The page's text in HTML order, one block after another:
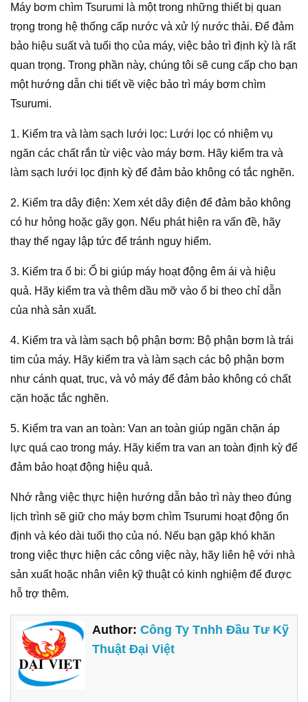
Máy bơm chìm Tsurumi là một trong những thiết bị quan
trọng trong hệ thống cấp nước và xử lý nước thải. Để đảm
bảo hiệu suất và tuổi thọ của máy, việc bảo trì định kỳ là rất
quan trọng. Trong phần này, chúng tôi sẽ cung cấp cho bạn
một hướng dẫn chi tiết về việc bảo trì máy bơm chìm
Tsurumi.
1. Kiểm tra và làm sạch lưới lọc: Lưới lọc có nhiệm vụ
ngăn các chất rắn từ việc vào máy bơm. Hãy kiểm tra và
làm sạch lưới lọc định kỳ để đảm bảo không có tắc nghẽn.
2. Kiểm tra dây điện: Xem xét dây điện để đảm bảo không
có hư hỏng hoặc gãy gọn. Nếu phát hiện ra vấn đề, hãy
thay thế ngay lập tức để tránh nguy hiểm.
3. Kiểm tra ổ bi: Ổ bi giúp máy hoạt động êm ái và hiệu
quả. Hãy kiểm tra và thêm dầu mỡ vào ổ bi theo chỉ dẫn
của nhà sản xuất.
4. Kiểm tra và làm sạch bộ phận bơm: Bộ phận bơm là trái
tim của máy. Hãy kiểm tra và làm sạch các bộ phận bơm
như cánh quạt, trục, và vỏ máy để đảm bảo không có chất
cặn hoặc tắc nghẽn.
5. Kiểm tra van an toàn: Van an toàn giúp ngăn chặn áp
lực quá cao trong máy. Hãy kiểm tra van an toàn định kỳ để
đảm bảo hoạt động hiệu quả.
Nhớ rằng việc thực hiện hướng dẫn bảo trì này theo đúng
lịch trình sẽ giữ cho máy bơm chìm Tsurumi hoạt động ổn
định và kéo dài tuổi thọ của nó. Nếu bạn gặp khó khăn
trong việc thực hiện các công việc này, hãy liên hệ với nhà
sản xuất hoặc nhân viên kỹ thuật có kinh nghiệm để được
hỗ trợ thêm.
Author:Công Ty Tnhh Đầu Tư Kỹ
Thuật Đại Việt